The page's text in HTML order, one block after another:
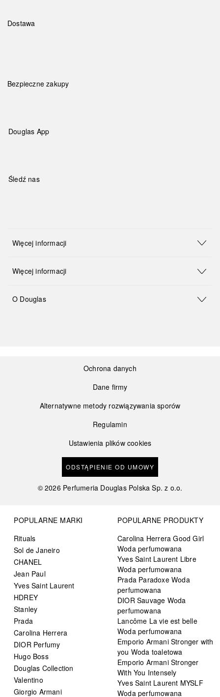
Dostawa
Bezpieczne zakupy
Douglas App
Śledź nas
Więcej informacji
Więcej informacji
O Douglas
Ochrona danych
Dane firmy
Alternatywne metody rozwiązywania sporów
Regulamin
Ustawienia plików cookies
ODSTĄPIENIE OD UMOWY
©2026 Perfumeria Douglas Polska Sp. z o.o.
POPULARNE MARKI
Rituals
Sol de Janeiro
CHANEL
Jean Paul
Yves Saint Laurent
HDREY
Stanley
Prada
Carolina Herrera
DIOR Perfumy
Hugo Boss
Douglas Collection
Valentino
Giorgio Armani
POPULARNE PRODUKTY
Carolina Herrera Good Girl
Woda perfumowana
Yves Saint Laurent Libre
Woda perfumowana
Prada Paradoxe Woda
perfumowana
DIOR Sauvage Woda
perfumowana
Lancôme La vie est belle
Woda perfumowana
Emporio Armani Stronger with
you Woda toaletowa
Emporio Armani Stronger
With You Intensely
Yves Saint Laurent MYSLF
Woda perfumowana